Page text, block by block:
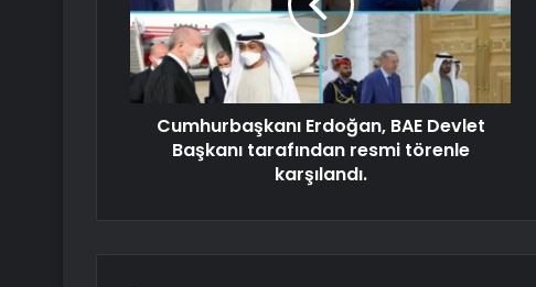
Cumhurbaşkanı Erdoğan, BAE Devlet
Başkanı tarafından resmi törenle
karşılandı.